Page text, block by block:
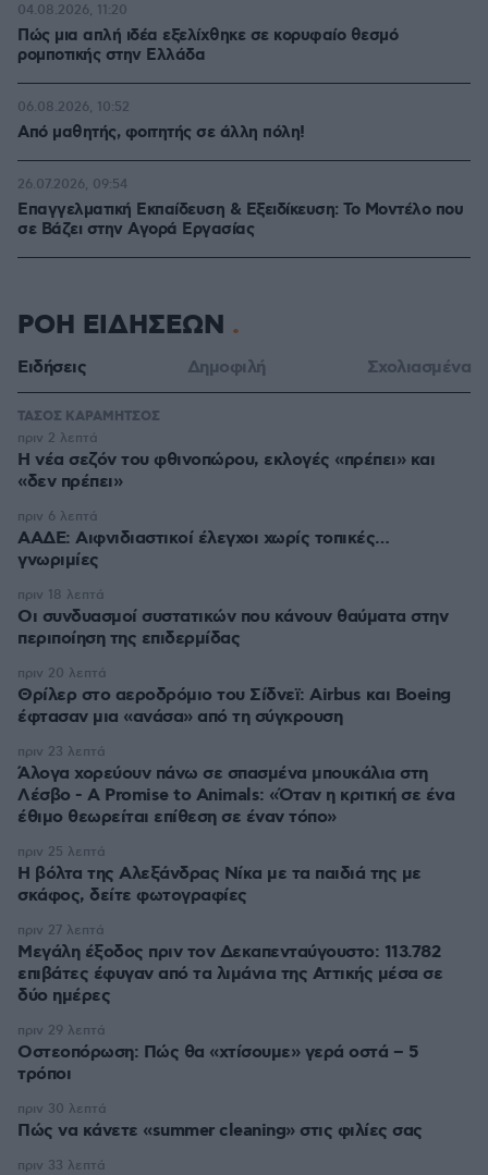
Πώς μια απλή ιδέα εξελίχθηκε σε κορυφαίο θεσμό
ρομποτικής στην Ελλάδα
04.08.2026, 11:20
Από μαθητής, φοιτητής σε άλλη πόλη!
06.08.2026, 10:52
Επαγγελματική Εκπαίδευση & Εξειδίκευση: Το Mοντέλο που
σε Bάζει στην Aγορά Eργασίας
26.07.2026, 09:54
ΡΟΗ ΕΙΔΗΣΕΩΝ
Ειδήσεις Δημοφιλή Σχολιασμένα
ΤΑΣΟΣ ΚΑΡΑΜΗΤΣΟΣ
Η νέα σεζόν του φθινοπώρου, εκλογές «πρέπει» και
«δεν πρέπει»
πριν 2 λεπτά
ΑΑΔΕ: Αιφνιδιαστικοί έλεγχοι χωρίς τοπικές…
γνωριμίες
πριν 6 λεπτά
Οι συνδυασμοί συστατικών που κάνουν θαύματα στην
περιποίηση της επιδερμίδας
πριν 18 λεπτά
Θρίλερ στο αεροδρόμιο του Σίδνεϊ: Airbus και Boeing
έφτασαν μια «ανάσα» από τη σύγκρουση
πριν 20 λεπτά
Άλογα χορεύουν πάνω σε σπασμένα μπουκάλια στη
Λέσβο - A Promise to Animals: «Όταν η κριτική σε ένα
έθιμο θεωρείται επίθεση σε έναν τόπο»
πριν 23 λεπτά
Η βόλτα της Αλεξάνδρας Νίκα με τα παιδιά της με
σκάφος, δείτε φωτογραφίες
πριν 25 λεπτά
Μεγάλη έξοδος πριν τον Δεκαπενταύγουστο: 113.782
επιβάτες έφυγαν από τα λιμάνια της Αττικής μέσα σε
δύο ημέρες
πριν 27 λεπτά
Οστεοπόρωση: Πώς θα «χτίσουμε» γερά οστά – 5
τρόποι
πριν 29 λεπτά
Πώς να κάνετε «summer cleaning» στις φιλίες σας
πριν 30 λεπτά
πριν 33 λεπτά